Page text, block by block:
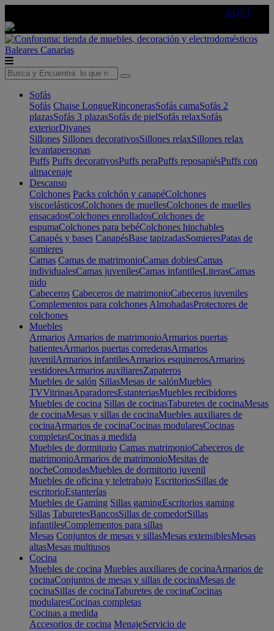
AQUÍ
Baleares Canarias
Sofás
Sofás Chaise LongueRinconerasSofás camaSofás 2
plazasSofás 3 plazasSofás de pielSofás relaxSofás
exteriorDivanes
Sillones Sillones decorativosSillones relaxSillones relax
levantapersonas
Puffs Puffs decorativosPuffs peraPuffs reposapiésPuffs con
almacenaje
Descanso
Colchones Packs colchón y canapéColchones
viscoelásticosColchones de muellesColchones de muelles
ensacadosColchones enrolladosColchones de
espumaColchones para bebéColchones hinchables
Canapés y bases CanapésBase tapizadasSomieresPatas de
somieres
Camas Camas de matrimonioCamas doblesCamas
individualesCamas juvenilesCamas infantilesLiterasCamas
nido
Cabeceros Cabeceros de matrimonioCabeceros juveniles
Complementos para colchones AlmohadasProtectores de
colchones
Muebles
Armarios Armarios de matrimonioArmarios puertas
batientesArmarios puertas correderasArmarios
juvenilArmarios infantilesArmarios esquinerosArmarios
vestidoresArmarios auxiliaresZapateros
Muebles de salón SillasMesas de salónMuebles
TVVitrinasAparadoresEstanteriasMuebles recibidores
Muebles de cocina Sillas de cocinasTaburetes de cocinaMesas
de cocinaMesas y sillas de cocinaMuebles auxiliares de
cocinaArmarios de cocinaCocinas modularesCocinas
completasCocinas a medida
Muebles de dormitorio Camas matrimonioCabeceros de
matrimonioArmarios de matrimonioMesitas de
nocheComodasMuebles de dormitorio juvenil
Muebles de oficina y teletrabajo EscritoriosSillas de
escritorioEstanterías
Muebles de Gaming Sillas gamingEscritorios gaming
Sillas TaburetesBancosSillas de comedorSillas
infantilesComplementos para sillas
Mesas Conjuntos de mesas y sillasMesas extensiblesMesas
altasMesas multiusos
Cocina
Muebles de cocina Muebles auxiliares de cocinaArmarios de
cocinaConjuntos de mesas y sillas de cocinaMesas de
cocinaSillas de cocinaTaburetes de cocinaCocinas
modularesCocinas completas
Cocinas a medida
Accesorios de cocina MenajeServicio de